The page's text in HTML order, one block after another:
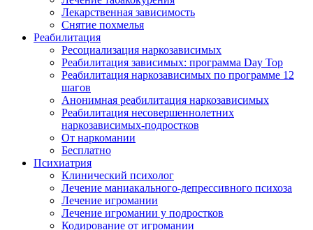
Лекарственная зависимость
Снятие похмелья
Реабилитация
Ресоциализация наркозависимых
Реабилитация зависимых: программа Day Top
Реабилитация наркозависимых по программе 12
шагов
Анонимная реабилитация наркозависимых
Реабилитация несовершеннолетних
наркозависимых-подростков
От наркомании
Бесплатно
Психиатрия
Клинический психолог
Лечение маниакального-депрессивного психоза
Лечение игромании
Лечение игромании у подростков
Кодирование от игромании